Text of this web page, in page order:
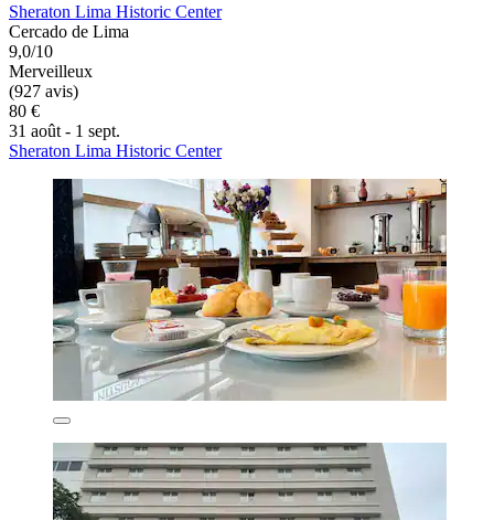
Sheraton Lima Historic Center
Cercado de Lima
9,0/10
Merveilleux
(927 avis)
80 €
31 août - 1 sept.
Sheraton Lima Historic Center